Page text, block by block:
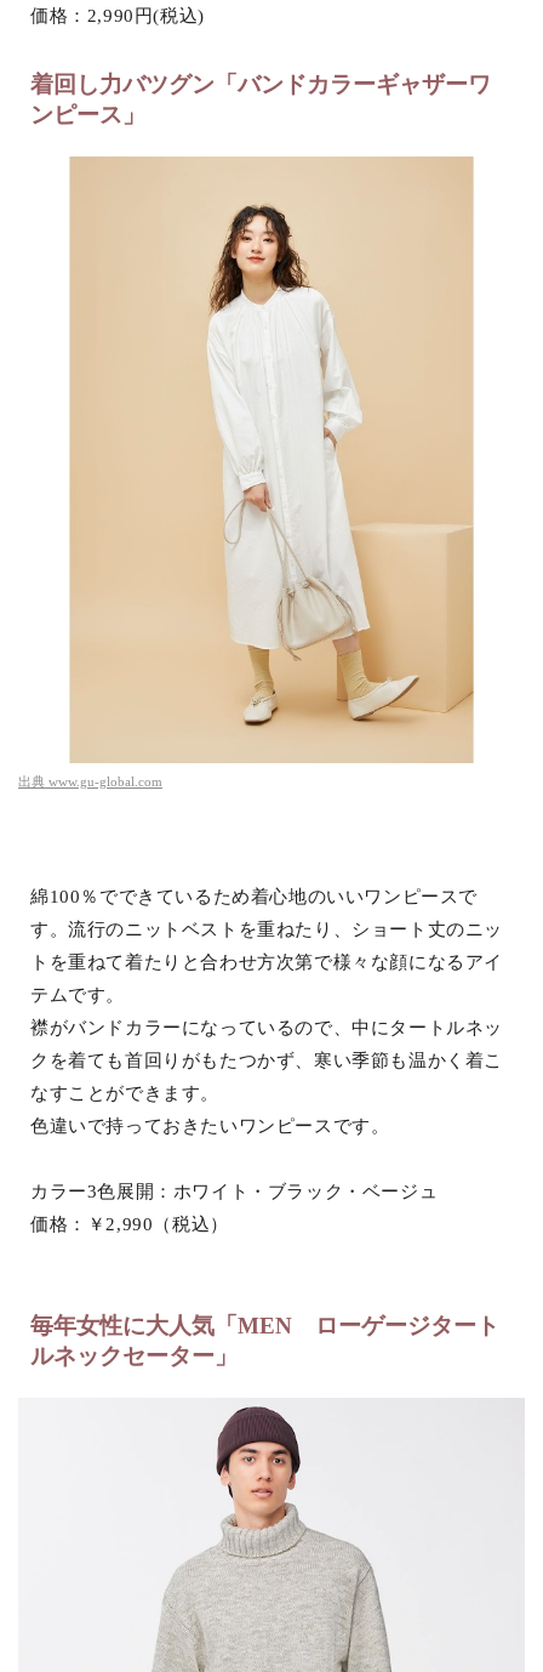
価格：2,990円(税込)
着回し力バツグン「バンドカラーギャザーワ
ンピース」
出典 www.gu-global.com
綿100％でできているため着心地のいいワンピースで
す。流行のニットベストを重ねたり、ショート丈のニッ
トを重ねて着たりと合わせ方次第で様々な顔になるアイ
テムです。
襟がバンドカラーになっているので、中にタートルネッ
クを着ても首回りがもたつかず、寒い季節も温かく着こ
なすことができます。
色違いで持っておきたいワンピースです。
カラー3色展開：ホワイト・ブラック・ベージュ
価格：￥2,990（税込）
毎年女性に大人気「MEN ローゲージタート
ルネックセーター」